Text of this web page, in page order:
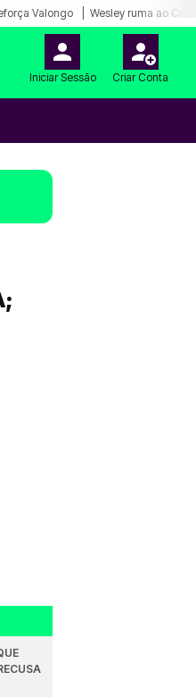
Valongo Wesley ruma ao
Iniciar Sessão Criar Conta